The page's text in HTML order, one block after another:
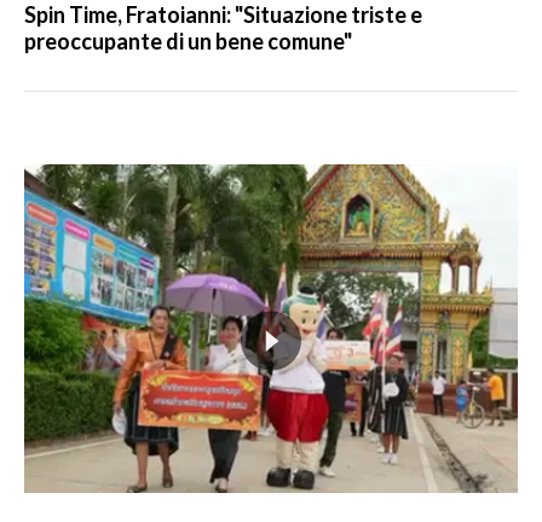
Spin Time, Fratoianni: "Situazione triste e
preoccupante di un bene comune"